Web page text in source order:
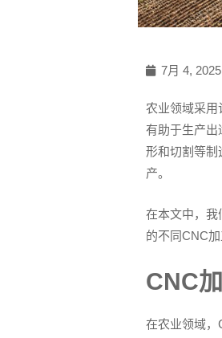
7月 4, 2025
农业领域采用
有助于生产出
形和切割等制
产。
在本文中，我
的不同CNC加
CNC
在农业领域，